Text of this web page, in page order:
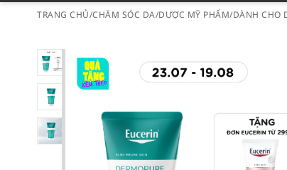
TRANG CHỦ/CHĂM SÓC DA/DƯỢC MỸ PHẨM/DÀNH CHO